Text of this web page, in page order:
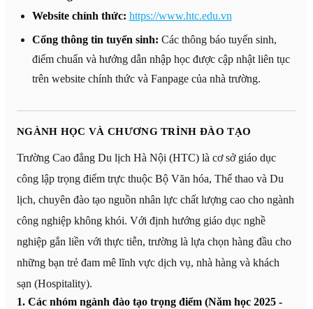
Website chính thức: https://www.htc.edu.vn
Cổng thông tin tuyển sinh: Các thông báo tuyển sinh,
điểm chuẩn và hướng dẫn nhập học được cập nhật liên tục
trên website chính thức và Fanpage của nhà trường.
NGÀNH HỌC VÀ CHƯƠNG TRÌNH ĐÀO TẠO
Trường Cao đẳng Du lịch Hà Nội (HTC) là cơ sở giáo dục
công lập trọng điểm trực thuộc Bộ Văn hóa, Thể thao và Du
lịch, chuyên đào tạo nguồn nhân lực chất lượng cao cho ngành
công nghiệp không khói. Với định hướng giáo dục nghề
nghiệp gắn liền với thực tiễn, trường là lựa chọn hàng đầu cho
những bạn trẻ đam mê lĩnh vực dịch vụ, nhà hàng và khách
sạn (Hospitality).
1. Các nhóm ngành đào tạo trọng điểm (Năm học 2025 -